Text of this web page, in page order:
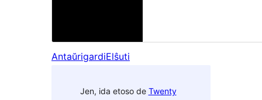
AntaŭrigardiElŝuti
Jen, ida etoso de Twenty